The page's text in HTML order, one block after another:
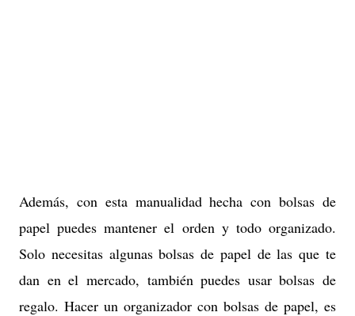
Además, con esta manualidad hecha con bolsas de
papel puedes mantener el orden y todo organizado.
Solo necesitas algunas bolsas de papel de las que te
dan en el mercado, también puedes usar bolsas de
regalo. Hacer un organizador con bolsas de papel, es